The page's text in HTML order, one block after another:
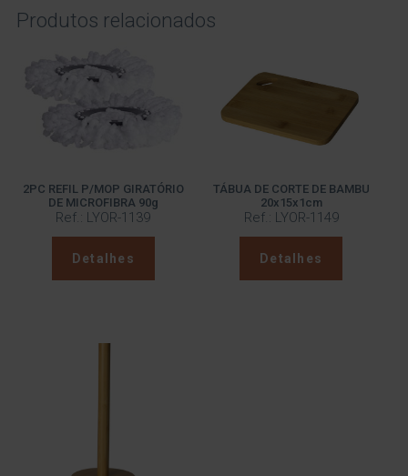
Produtos relacionados
2PC REFIL P/MOP GIRATÓRIO
DE MICROFIBRA 90g
Ref.: LYOR-1139
Detalhes
TÁBUA DE CORTE DE BAMBU
20x15x1cm
Ref.: LYOR-1149
Detalhes